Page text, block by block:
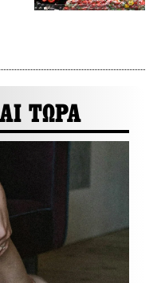
ΤΩΡΑ